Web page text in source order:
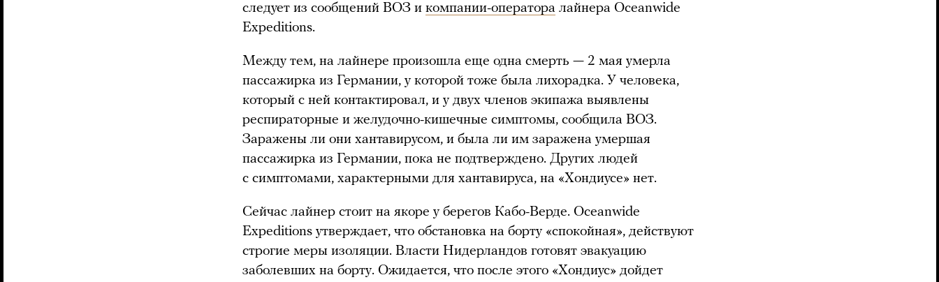
следует из сообщений ВОЗ и компании-оператора лайнера Oceanwide
Expeditions.
Между тем, на лайнере произошла еще одна смерть — 2 мая умерла
пассажирка из Германии, у которой тоже была лихорадка. У человека,
который с ней контактировал, и у двух членов экипажа выявлены
респираторные и желудочно-кишечные симптомы, сообщила ВОЗ.
Заражены ли они хантавирусом, и была ли им заражена умершая
пассажирка из Германии, пока не подтверждено. Других людей
с симптомами, характерными для хантавируса, на «Хондиусе» нет.
Сейчас лайнер стоит на якоре у берегов Кабо-Верде. Oceanwide
Expeditions утверждает, что обстановка на борту «спокойная», действуют
строгие меры изоляции. Власти Нидерландов готовят эвакуацию
заболевших на борту. Ожидается, что после этого «Хондиус» дойдет